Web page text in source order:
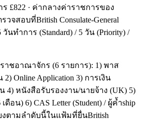
£822 · ค่ากลางค่าราชการของ
วจสอบที่British Consulate-General
นทำการ (Standard) / 5 วัน (Priority) /
ราชอาณาจักร (6 รายการ): 1) พาส
Online Application 3) การเงิน
4) หนังสือรับรองงาน/นายจ้าง (UK) 5)
ดือน) 6) CAS Letter (Student) / ผู้ค้ำship
ยงตามลำดับนี้ในแฟ้มที่ยื่นBritish